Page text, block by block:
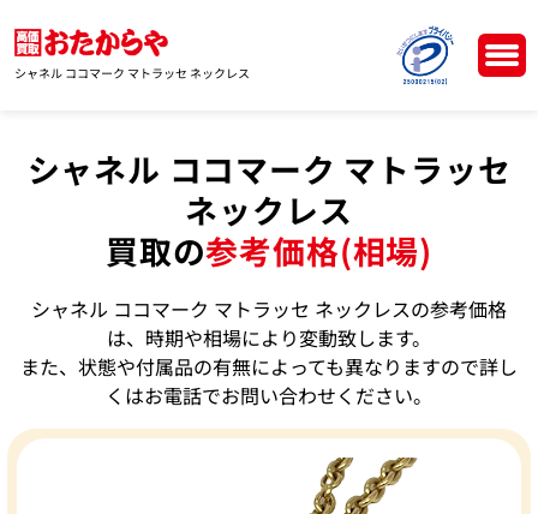
シャネル ココマーク マトラッセ ネックレス
シャネル ココマーク マトラッセ
ネックレス
買取の参考価格(相場)
シャネル ココマーク マトラッセ ネックレスの参考価格
は、時期や相場により変動致します。
また、状態や付属品の有無によっても異なりますので詳し
くはお電話でお問い合わせください。